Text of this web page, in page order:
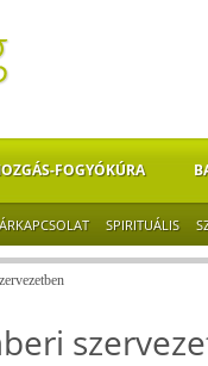
FOGYÓKÚRA
SPIRITUÁLIS